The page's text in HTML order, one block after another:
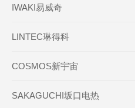
IWAKI易威奇
LINTEC琳得科
COSMOS新宇宙
SAKAGUCHI坂口电热